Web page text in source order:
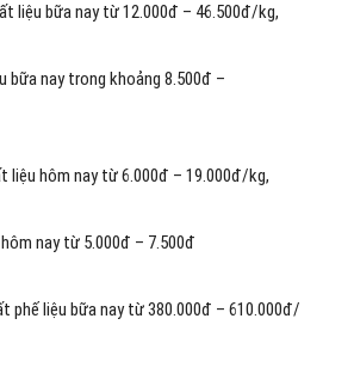
liệu bữa nay từ12.000đ – 46.500đ/kg,
bữa nay trong khoảng 8.500đ –
liệu hôm nay từ6.000đ – 19.000đ/kg,
hôm nay từ5.000đ – 7.500đ
phếliệu bữa nay từ380.000đ – 610.000đ/